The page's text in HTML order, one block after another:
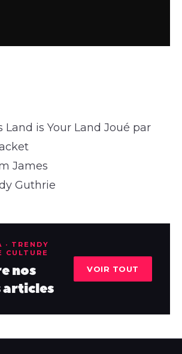
Land is Your Land Joué par
James
Guthrie
· TRENDY
CULTURE
nos
articles
VOIR TOUT